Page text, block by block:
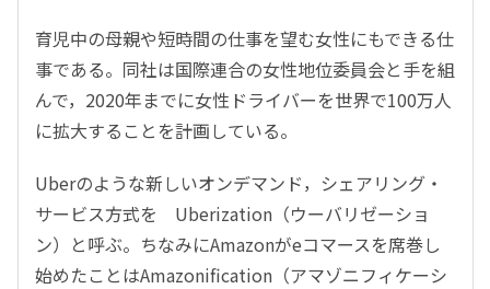
育児中の母親や短時間の仕事を望む女性にもできる仕
事である。同社は国際連合の女性地位委員会と手を組
んで，2020年までに女性ドライバーを世界で100万人
に拡大することを計画している。
Uberのような新しいオンデマンド，シェアリング・
サービス方式を Uberization（ウーバリゼーショ
ン）と呼ぶ。ちなみにAmazonがeコマースを席巻し
始めたことはAmazonification（アマゾニフィケーシ